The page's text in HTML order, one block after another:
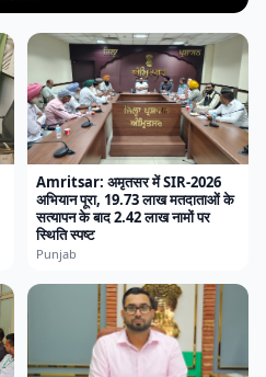
Amritsar: अमृतसर में SIR-2026
अभियान पूरा, 19.73 लाख मतदाताओं के
सत्यापन के बाद 2.42 लाख नामों पर
स्थिति स्पष्ट
Punjab